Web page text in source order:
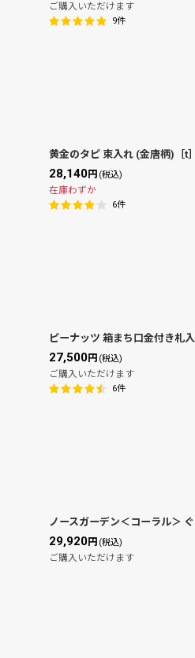
ご購入いただけます
9件
黄金のタピ 束入れ (金唐柄)［t］
28,140円 (税込)
在庫わずか
6件
ピーナッツ 箱まち口金付き札入
27,500円 (税込)
ご購入いただけます
6件
ノースガーデン＜コーラル＞
29,920円 (税込)
ご購入いただけます